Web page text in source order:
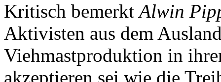
Kritisch bemerktAlwin
Aktivisten aus dem
Viehmastproduktion in
akzeptieren sei wie die